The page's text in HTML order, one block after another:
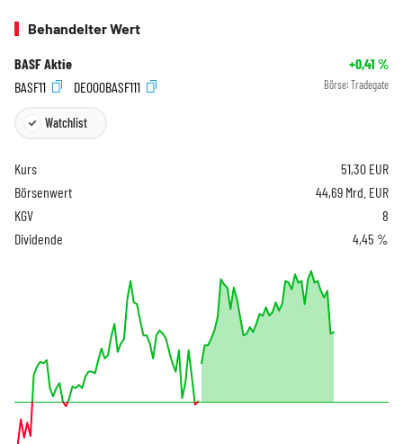
Behandelter Wert
BASF Aktie +0,41 %
BASF11
DE000BASF111 Börse: Tradegate
Watchlist
Kurs 51,30 EUR
Börsenwert
44,69 Mrd. EUR
KGV
8
Dividende
4,45 %